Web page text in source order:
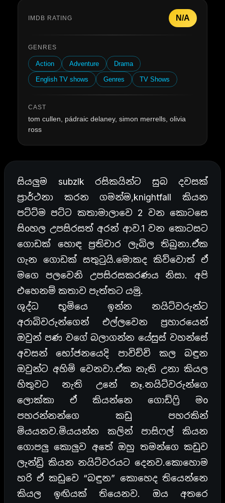
IMDB RATING N/A
GENRES
Action Adventure Drama
English TV shows Genres TV Shows
CAST
tom cullen, pádraic delaney, simon merrells, olivia
ross
සියලුම subzlk රසිකයින්ට සුබ දවසක්
ප්‍රාර්ථනා කරන ගමන්ම,knightfall කියන
පට්ට්ම පට්ට කතාමාලාවෙ 2 වන කොටසෙ
සිoහල උපසිරසත් අරන් ආව.1 වන කොටසට
ගොඩක් හොඳ ප්‍රතිචාර ලැබිල තිබුනා.ඒක
ගැන ගොඩක් සතුටුයි.මොකද කිව්වොත් ඒ
මගෙ පලවෙනි උපසිරසකරණය නිසා. අපි
එහෙනම් කතාව පැත්තට යමු.
ශුද්ධ භූමියෙ ඉන්න නයිට්වරුන්ට
අරාබිවරුන්ගෙන් එල්ලවෙන ප්‍රහාරයෙන්
ඔවුන් පණ වගේ බලාගන්න යේසුස් වහන්සේ
අවසන් භෝජනයෙදි පාවිච්චි කල බඳුන
ඔවුන්ට අහිමි වෙනවා.ඒක නැති උනා කියල
හිතුවට නැති උනේ නෑ.නයිට්වරුන්ගෙ
ලොක්කා ඒ කියන්නෙ ගොඩ්ෆ්‍රි මo
පහරන්නන්ගෙ කඩු පහරකින්
මියයනව.මියයන්න කලින් පාසිෆල් කියන
ගොපලු කොලුව අතේ ඔහු තමන්ගෙ කඩුව
ලැන්ඩ්‍රි කියන නයිට්වරයට දෙනව.කොහොම
හරි ඒ කඩුවෙ “බඳුන” කොහෙද තියෙන්නෙ
කියල ඉඟියක් තියෙනව. ඔය අතරෙ